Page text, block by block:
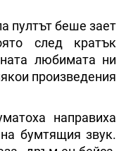
пултът беше зает
след кратък
любимата ни
произведения
направиха
бумтящия звук.